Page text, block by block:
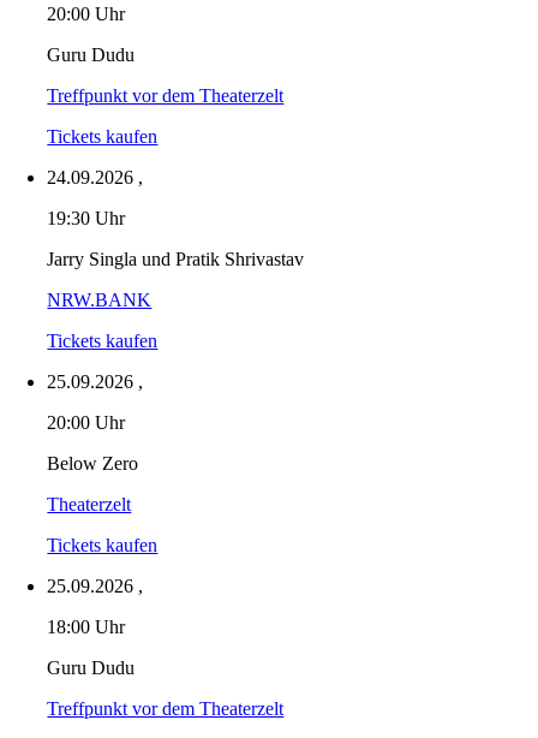
20:00 Uhr
Guru Dudu
Treffpunkt vor dem Theaterzelt
Tickets kaufen
24.09.2026 ,
19:30 Uhr
Jarry Singla und Pratik Shrivastav
NRW.BANK
Tickets kaufen
25.09.2026 ,
20:00 Uhr
Below Zero
Theaterzelt
Tickets kaufen
25.09.2026 ,
18:00 Uhr
Guru Dudu
Treffpunkt vor dem Theaterzelt